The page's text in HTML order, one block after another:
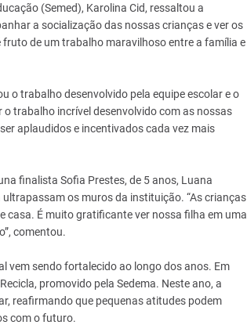
(Semed), Karolina Cid, ressaltou a
a socialização das nossas crianças e ver os
de um trabalho maravilhoso entre a família e
o trabalho desenvolvido pela equipe escolar e o
trabalho incrível desenvolvido com as nossas
aplaudidos e incentivados cada vez mais
finalista Sofia Prestes, de 5 anos, Luana
os muros da instituição. “As crianças
É muito gratificante ver nossa filha em uma
comentou.
vem sendo fortalecido ao longo dos anos. Em
promovido pela Sedema. Neste ano, a
reafirmando que pequenas atitudes podem
com o futuro.